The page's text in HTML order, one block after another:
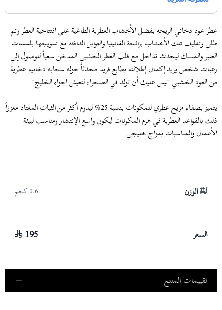
عطر عود دخاني الريحه بفضل الأخشاب العطرية الطاغية على افتتاحية العطر وتم
طلي وتغليف تلك الأخشاب برائحة الفانيليا والتوابل الدافئه مع تمويجها بلمسات
العنبر والمسك ليحدث تداخل مع قلب العطر الخشبي المدخن سعياً للوصول إلي
رغبات شخص يريد إكمال إطلالته بطابع فريد محدثاً حوله سحابه دخانيه عطرية
من العود الخشبي "ليس عليك أن تولد في الصحراء لتعيش اجواء الخليج".
يتميز بصفاء مزيج عطري للمكونات بنسبة 25% ليدوم أكثر من الثبات المعتاد معززاً
ذلك بالقواعد العطرية في هرم المكونات ليكون واسع الإنتشار ومناسب لبيئة
الأعمال والمناسبات بمزاج خليجي.
الوزن 0.6 كجم
السعر 195
تقييمات المنتج